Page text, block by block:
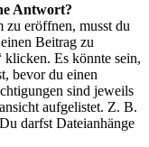
Antwort?
zu eröffnen, musst du
Beitrag zu
Es könnte sein,
bevor du einen
sind jeweils
aufgelistet. Z. B.
darfst Dateianhänge